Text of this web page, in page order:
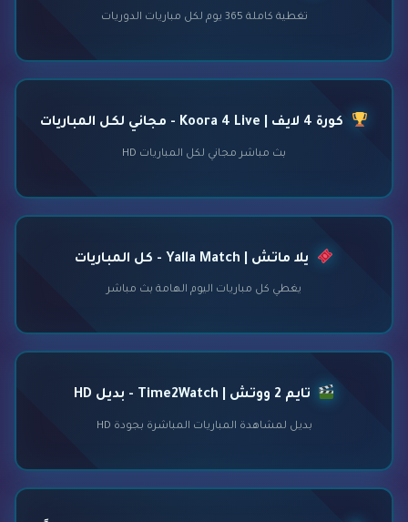
تغطية كاملة 365 يوم لكل مباريات الدوريات
كورة 4 لايف | Koora 4 Live - مجاني لكل المباريات
بث مباشر مجاني لكل المباريات HD
يلا ماتش | Yalla Match - كل المباريات
يغطي كل مباريات اليوم الهامة بث مباشر
تايم 2 ووتش | Time2Watch - بديل HD
بديل لمشاهدة المباريات المباشرة بجودة HD